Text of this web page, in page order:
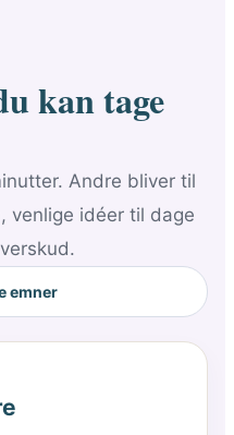
kan tage
Andre bliver til
venlige idéer til dage
emner